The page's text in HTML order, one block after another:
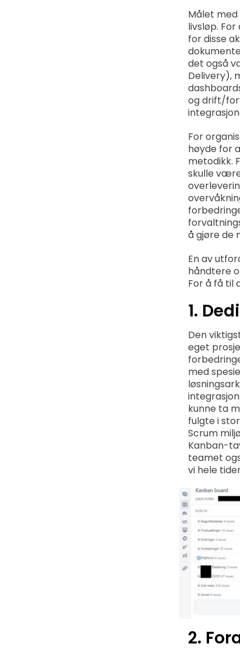
Målet
livsløp.
for disse
det også
Delivery),
og drift/
For
høyde for
metodikk.
skulle
å gjøre de
En av
håndtere
For å få til
1.
Den
eget
med
kunne ta
fulgte i
Scrum
Kanban-
teamet
vi hele
2.